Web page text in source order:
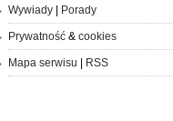
Wywiady| Porady
Prywatność& cookies
Mapa serwisu RSS